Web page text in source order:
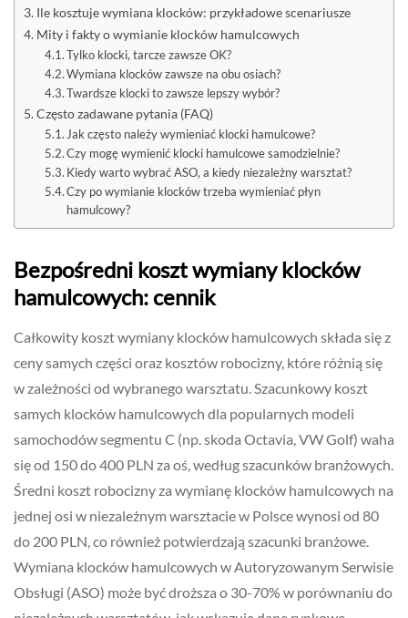
Ile kosztuje wymiana klocków: przykładowe scenariusze
Mity i fakty o wymianie klocków hamulcowych
Tylko klocki, tarcze zawsze OK?
Wymiana klocków zawsze na obu osiach?
Twardsze klocki to zawsze lepszy wybór?
Często zadawane pytania (FAQ)
Jak często należy wymieniać klocki hamulcowe?
Czy mogę wymienić klocki hamulcowe samodzielnie?
Kiedy warto wybrać ASO, a kiedy niezależny warsztat?
Czy po wymianie klocków trzeba wymieniać płyn
hamulcowy?
Bezpośredni koszt wymiany klocków
hamulcowych: cennik
Całkowity koszt wymiany klocków hamulcowych składa się z
ceny samych części oraz kosztów robocizny, które różnią się
w zależności od wybranego warsztatu. Szacunkowy koszt
samych klocków hamulcowych dla popularnych modeli
samochodów segmentu C (np. skoda Octavia, VW Golf) waha
się od 150 do 400 PLN za oś, według szacunków branżowych.
Średni koszt robocizny za wymianę klocków hamulcowych na
jednej osi w niezależnym warsztacie w Polsce wynosi od 80
do 200 PLN, co również potwierdzają szacunki branżowe.
Wymiana klocków hamulcowych w Autoryzowanym Serwisie
Obsługi (ASO) może być droższa o 30-70% w porównaniu do